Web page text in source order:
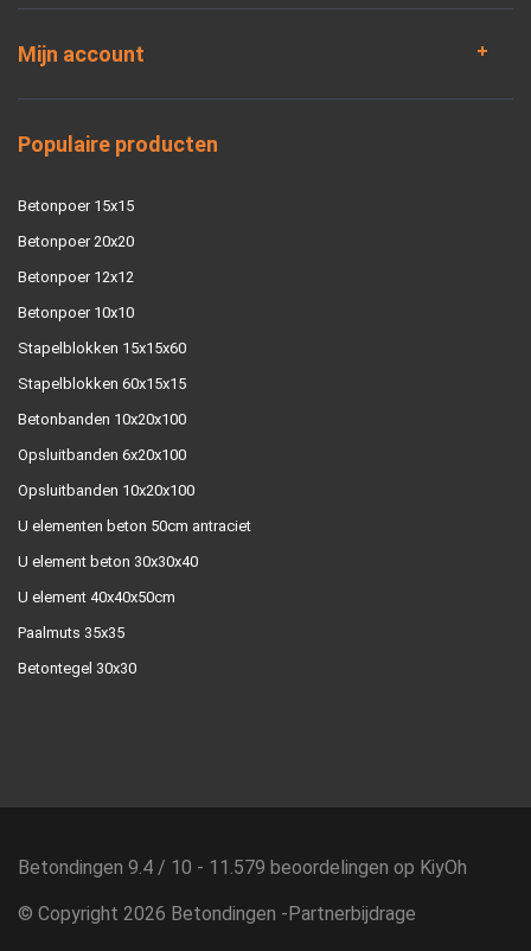
Mijn account
Populaire producten
Betonpoer 15x15
Betonpoer 20x20
Betonpoer 12x12
Betonpoer 10x10
Stapelblokken 15x15x60
Stapelblokken 60x15x15
Betonbanden 10x20x100
Opsluitbanden 6x20x100
Opsluitbanden 10x20x100
U elementen beton 50cm antraciet
U element beton 30x30x40
U element 40x40x50cm
Paalmuts 35x35
Betontegel 30x30
Betondingen 9.4 / 10 - 11.579 beoordelingen op KiyOh
© Copyright 2026 Betondingen - Partnerbijdrage